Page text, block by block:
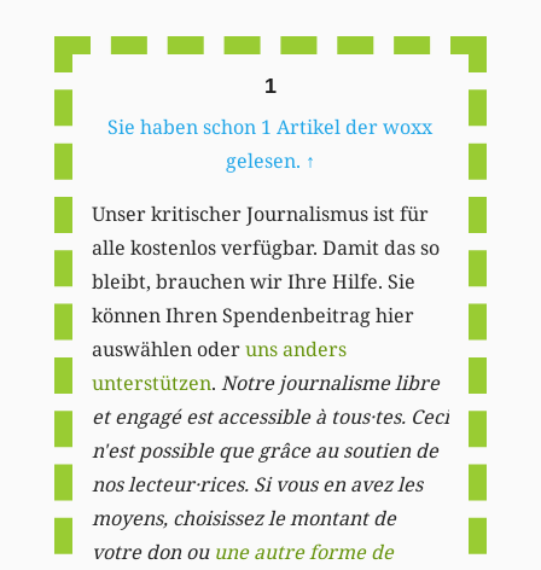
1
Sie haben schon 1 Artikel der woxx
gelesen. ↑
Unser kritischer Journalismus ist für
alle kostenlos verfügbar. Damit das so
bleibt, brauchen wir Ihre Hilfe. Sie
können Ihren Spendenbeitrag hier
auswählen oderuns anders
unterstützen. Notre journalisme libre
et engagé est accessible à tous·tes. Ceci
n'est possible que grâce au soutien de
nos lecteur·rices. Si vous en avez les
moyens, choisissez le montant de
votre don ou une autre forme de